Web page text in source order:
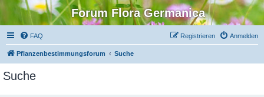
Forum Flora Germanica
FAQ Anmelden
Registrieren
Pflanzenbestimmungsforum Suche
Suche